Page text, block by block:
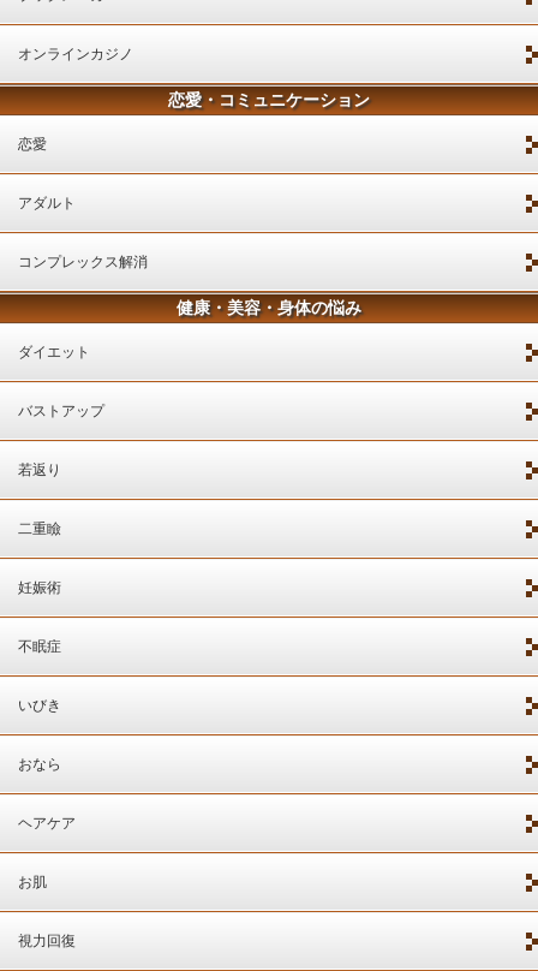
オンラインカジノ
恋愛・コミュニケーション
恋愛
アダルト
コンプレックス解消
健康・美容・身体の悩み
ダイエット
バストアップ
若返り
二重瞼
妊娠術
不眠症
いびき
おなら
ヘアケア
お肌
視力回復